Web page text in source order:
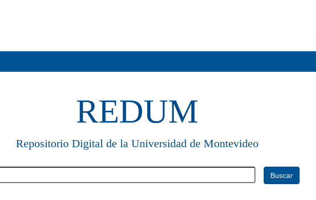
REDUM
Repositorio Digital de la Universidad de Montevideo
Buscar